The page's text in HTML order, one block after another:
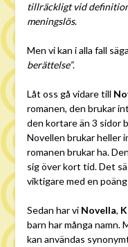
tillräckligt vid
meningslös.
Men vi kan i alla fall
berättelse”.
Låt oss gå vidare till
romanen, den brukar
den kortare än 3 sidor
Novellen brukar heller
romanen brukar ha.
sig över kort tid. Det
viktigare med en
Sedan har vi Novella,
barn har många namn.
kan användas